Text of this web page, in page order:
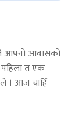
आफ्नो आवासको
त एक
। आज चाहिँ